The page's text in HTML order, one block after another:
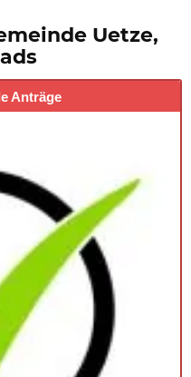
Uetze,
Anträge